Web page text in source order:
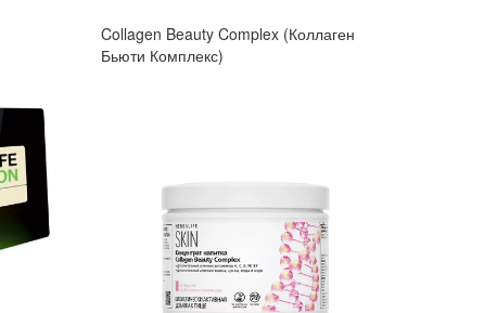
Collagen Beauty Complex (Коллаген
Бьюти Комплекс)